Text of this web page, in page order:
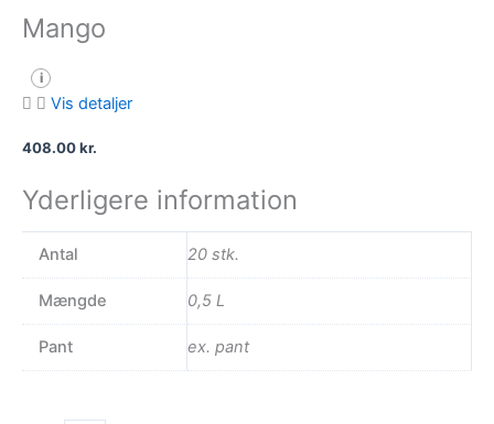
Mango
i
Vis detaljer
408.00kr.
Yderligere information
Antal 20 stk.
Mængde 0,5 L
Pant ex. pant